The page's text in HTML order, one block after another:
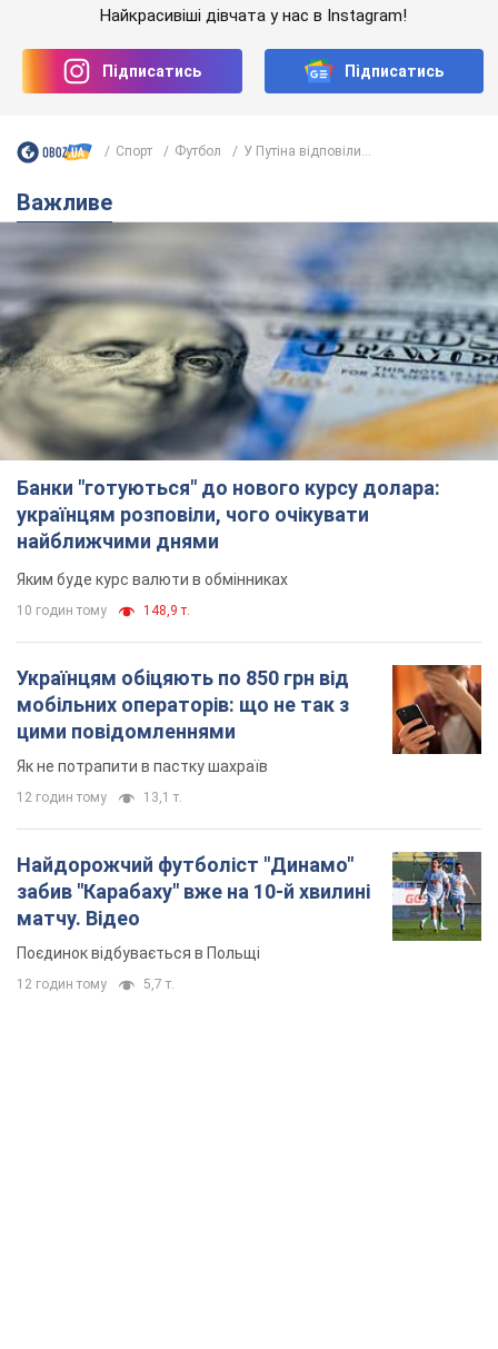
Найкрасивіші дівчата у нас в Instagram!
Підписатись Підписатись
Спорт Футбол У Путіна відповіли...
Важливе
Банки "готуються" до нового курсу долара:
українцям розповіли, чого очікувати
найближчими днями
Яким буде курс валюти в обмінниках
10 годин тому 148,9 т.
Українцям обіцяють по 850 грн від
мобільних операторів: що не так з
цими повідомленнями
Як не потрапити в пастку шахраїв
12 годин тому 13,1 т.
Найдорожчий футболіст "Динамо"
забив "Карабаху" вже на 10-й хвилині
матчу. Відео
Поєдинок відбувається в Польщі
12 годин тому 5,7 т.